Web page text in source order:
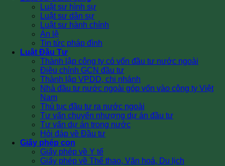
Luật sư hình sự
Luật sư dân sự
Luật sư hành chính
Án lệ
Tin tức pháp đình
Luật Đầu Tư
Thành lập công ty có vốn đầu tư nước ngoài
Điều chỉnh GCN đầu tư
Thành lập VPDD, chi nhánh
Nhà đầu tư nước ngoài góp vốn vào công ty Việt
Nam
Thủ tục đầu tư ra nước ngoài
Tư vấn chuyển nhượng dự án đầu tư
Tư vấn dự án trong nước
Hỏi đáp về Đầu tư
Giấy phép con
Giấy phép về Y tế
Giấy phép về Thể thao, Văn hoá, Du lịch